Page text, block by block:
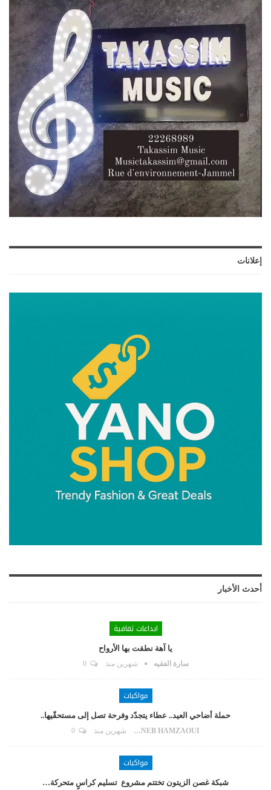
إعلانات
أحدث الأخبار
ابداعات ثقافية
يا آهة نطقت بها الأرواح
سارة الفقيه شهرين منذ 0
مواكبات
حملة أضاحي العيد.. عطاء يتجدّد وفرحة تصل إلى مستحقّيها..
ZAYNEB HAMZAOUI شهرين منذ
مواكبات
شبكة غصن الزيتون تختتم مشروع تسليم كراسٍ متحركة…